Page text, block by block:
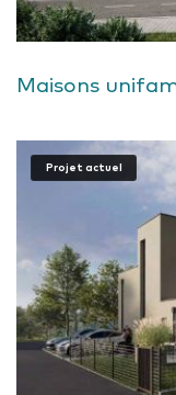
Maisons
Projet actuel